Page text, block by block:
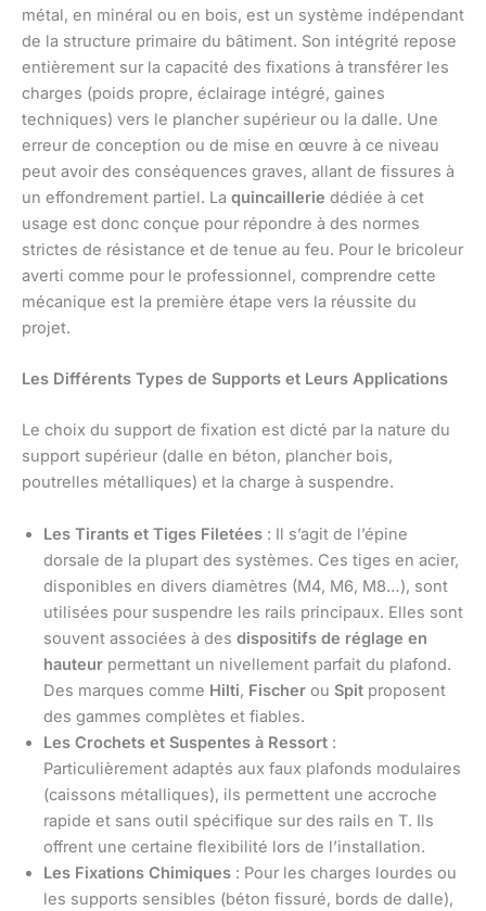
métal, en minéral ou en bois, est un système indépendant
de la structure primaire du bâtiment. Son intégrité repose
entièrement sur la capacité des fixations à transférer les
charges (poids propre, éclairage intégré, gaines
techniques) vers le plancher supérieur ou la dalle. Une
erreur de conception ou de mise en œuvre à ce niveau
peut avoir des conséquences graves, allant de fissures à
un effondrement partiel. La quincaillerie dédiée à cet
usage est donc conçue pour répondre à des normes
strictes de résistance et de tenue au feu. Pour le bricoleur
averti comme pour le professionnel, comprendre cette
mécanique est la première étape vers la réussite du
projet.
Les Différents Types de Supports et Leurs Applications
Le choix du support de fixation est dicté par la nature du
support supérieur (dalle en béton, plancher bois,
poutrelles métalliques) et la charge à suspendre.
Les Tirants et Tiges Filetées : Il s’agit de l’épine
dorsale de la plupart des systèmes. Ces tiges en acier,
disponibles en divers diamètres (M4, M6, M8…), sont
utilisées pour suspendre les rails principaux. Elles sont
souvent associées à des dispositifs de réglage en
hauteur permettant un nivellement parfait du plafond.
Des marques comme Hilti, Fischer ou Spit proposent
des gammes complètes et fiables.
Les Crochets et Suspentes à Ressort :
Particulièrement adaptés aux faux plafonds modulaires
(caissons métalliques), ils permettent une accroche
rapide et sans outil spécifique sur des rails en T. Ils
offrent une certaine flexibilité lors de l’installation.
Les Fixations Chimiques : Pour les charges lourdes ou
les supports sensibles (béton fissuré, bords de dalle),